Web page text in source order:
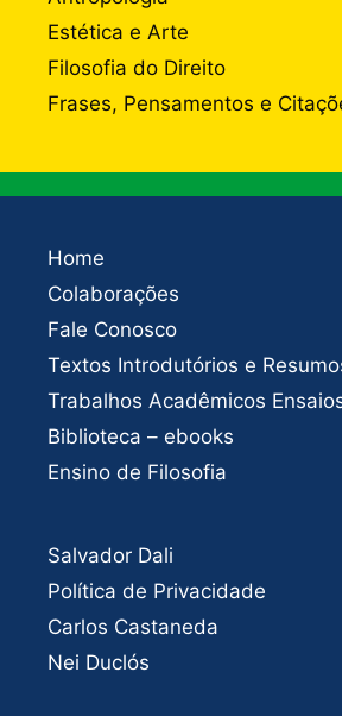
Estética e Arte
Filosofia do Direito
Frases, Pensamentos e
Home
Colaborações
Fale Conosco
Textos Introdutórios e
Trabalhos Acadêmicos
Biblioteca – ebooks
Ensino de Filosofia
Salvador Dali
Política de Privacidade
Carlos Castaneda
Nei Duclós